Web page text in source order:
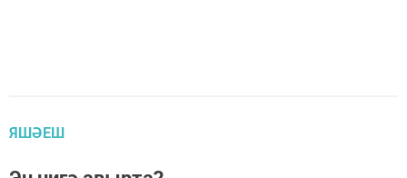
ЯШӘЕШ